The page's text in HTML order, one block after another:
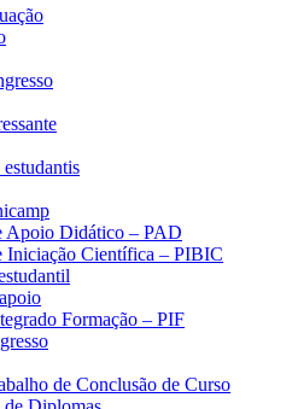
Apoio Didático – PAD
Iniciação Científica – PIBIC
Formação – PIF
de Conclusão de Curso